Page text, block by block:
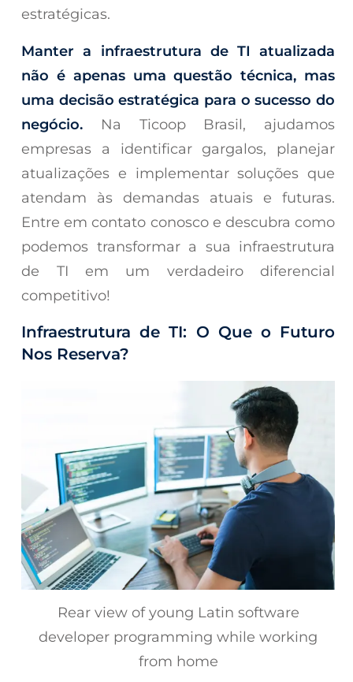
estratégicas.
Manter a infraestrutura de TI atualizada
não é apenas uma questão técnica, mas
uma decisão estratégica para o sucesso do
negócio. Na Ticoop Brasil, ajudamos
empresas a identificar gargalos, planejar
atualizações e implementar soluções que
atendam às demandas atuais e futuras.
Entre em contato conosco e descubra como
podemos transformar a sua infraestrutura
de TI em um verdadeiro diferencial
competitivo!
Infraestrutura de TI: O Que o Futuro
Nos Reserva?
Rear view of young Latin software
developer programming while working
from home